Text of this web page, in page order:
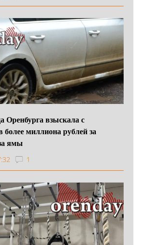
Оренбурга взыскала с
более миллиона рублей за
ямы
1